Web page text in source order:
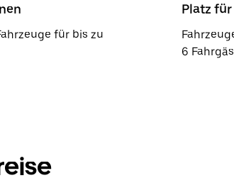
für bis zu
Platz für
6